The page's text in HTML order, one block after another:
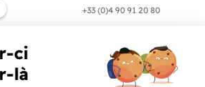
+33 (0)4 90 91 20 80